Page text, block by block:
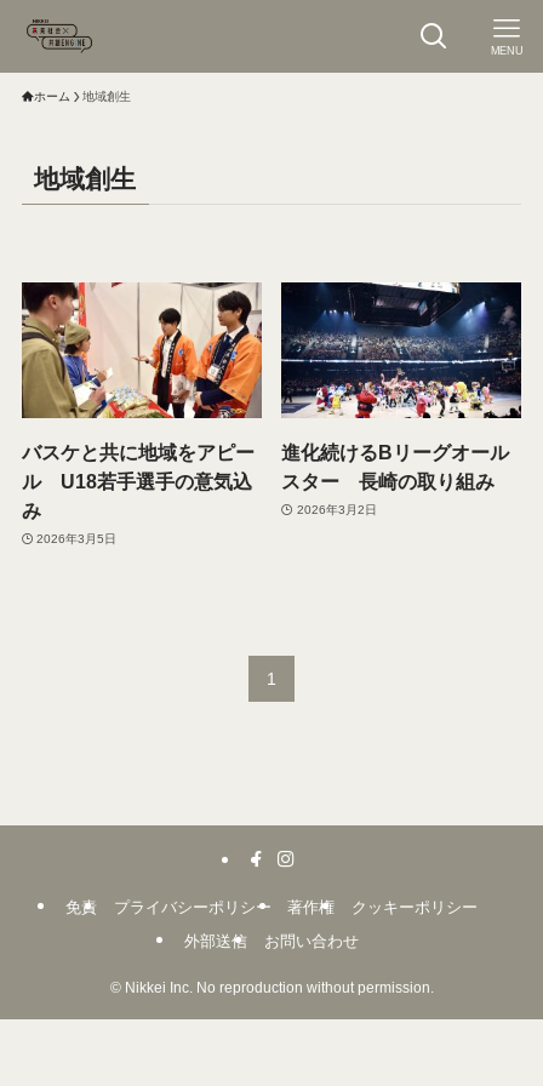
MENU
ホーム 地域創生
地域創生
バスケと共に地域をアピー
ル U18若手選手の意気込
み
2026年3月5日
進化続けるBリーグオール
スター 長崎の取り組み
2026年3月2日
1
免責 プライバシーポリシー 著作権
クッキーポリシー
外部送信
お問い合わせ
©Nikkei Inc. No reproduction without permission.